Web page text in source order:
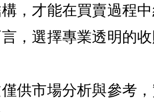
，才能在買賣過程
，選擇專業透明的
供市場分析與參考